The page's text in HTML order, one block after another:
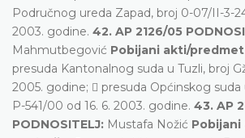
Područnog ureda Zapad, broj 0-07/II-3-
2003. godine. 42. AP 2126/05
Mahmutbegović Pobijani akti/
presuda Kantonalnog suda u Tuzli, broj
2005. godine;  presuda Općinskog suda
P-541/00 od 16. 6. 2003. godine. 43. AP
PODNOSITELJ: Mustafa Nožić